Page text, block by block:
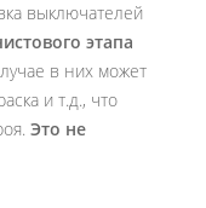
выключателей
этапа
в них может
и т.д., что
Это не